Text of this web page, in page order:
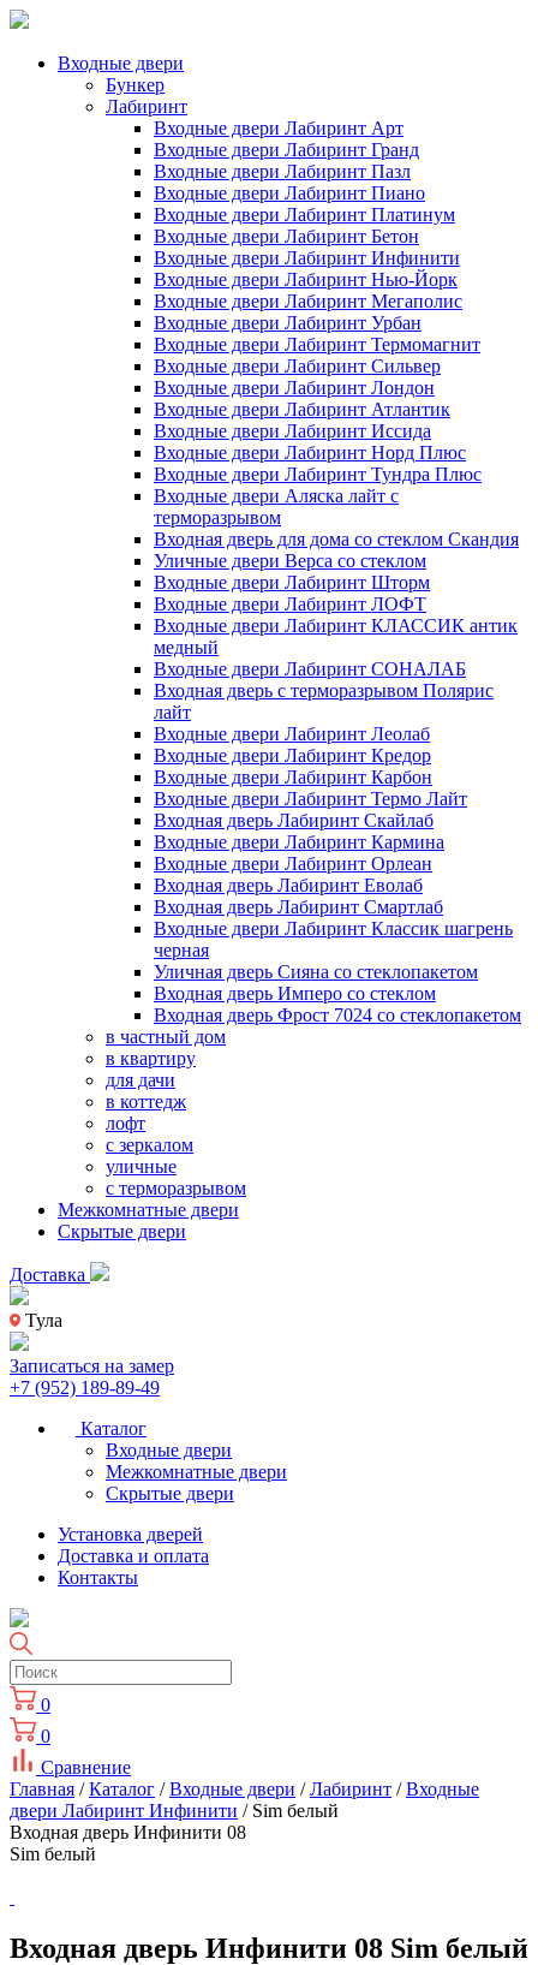
Входные двери
Бункер
Лабиринт
Входные двери Лабиринт Арт
Входные двери Лабиринт Гранд
Входные двери Лабиринт Пазл
Входные двери Лабиринт Пиано
Входные двери Лабиринт Платинум
Входные двери Лабиринт Бетон
Входные двери Лабиринт Инфинити
Входные двери Лабиринт Нью-Йорк
Входные двери Лабиринт Мегаполис
Входные двери Лабиринт Урбан
Входные двери Лабиринт Термомагнит
Входные двери Лабиринт Сильвер
Входные двери Лабиринт Лондон
Входные двери Лабиринт Атлантик
Входные двери Лабиринт Иссида
Входные двери Лабиринт Норд Плюс
Входные двери Лабиринт Тундра Плюс
Входные двери Аляска лайт с
терморазрывом
Входная дверь для дома со стеклом Скандия
Уличные двери Верса со стеклом
Входные двери Лабиринт Шторм
Входные двери Лабиринт ЛОФТ
Входные двери Лабиринт КЛАССИК антик
медный
Входные двери Лабиринт СОНАЛАБ
Входная дверь с терморазрывом Полярис
лайт
Входные двери Лабиринт Леолаб
Входные двери Лабиринт Кредор
Входные двери Лабиринт Карбон
Входные двери Лабиринт Термо Лайт
Входная дверь Лабиринт Скайлаб
Входные двери Лабиринт Кармина
Входные двери Лабиринт Орлеан
Входная дверь Лабиринт Еволаб
Входная дверь Лабиринт Смартлаб
Входные двери Лабиринт Классик шагрень
черная
Уличная дверь Сияна со стеклопакетом
Входная дверь Имперо со стеклом
Входная дверь Фрост 7024 со стеклопакетом
в частный дом
в квартиру
для дачи
в коттедж
лофт
с зеркалом
уличные
с терморазрывом
Межкомнатные двери
Скрытые двери
Доставка
Тула
Записаться на замер
+7 (952) 189-89-49
Каталог
Входные двери
Межкомнатные двери
Скрытые двери
Установка дверей
Доставка и оплата
Контакты
0
0
Сравнение
Главная /Каталог /Входные двери /Лабиринт /Входные
двери Лабиринт Инфинити / Sim белый
Входная дверь Инфинити 08
Sim белый
Входная дверь Инфинити 08 Sim белый